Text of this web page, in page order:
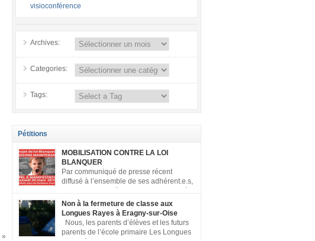
»
visioconférence
Archives:
Categories:
Tags:
Pétitions
MOBILISATION CONTRE LA LOI
BLANQUER
Par communiqué de presse récent
diffusé à l’ensemble de ses adhérent.e.s,
se mobiliser contre la loi Blanquer dite « Ecole de la
confiance ». Pour vous aider à organiser les actions
localement, la FCPE met à votre disposition ce kit de
mobilisation comprenant : 1 affiche appelant […]
Non à la fermeture de classe aux
Longues Rayes à Eragny-sur-Oise
Nous, les parents d’élèves et les futurs
parents de l’école primaire Les Longues